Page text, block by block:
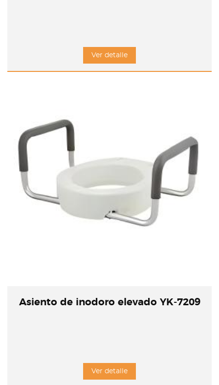
Ver detalle
Asiento de inodoro elevado YK-7209
Ver detalle